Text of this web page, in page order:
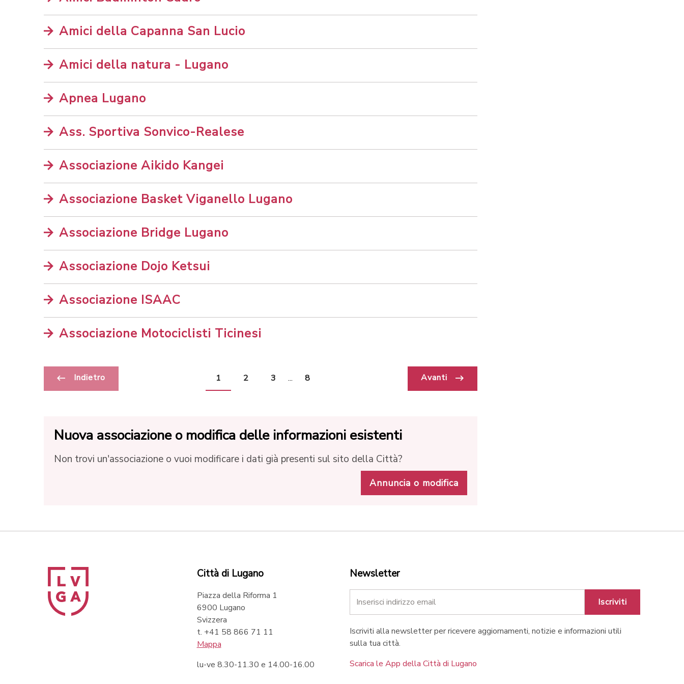
Amici della Capanna San Lucio
Amici della natura - Lugano
Apnea Lugano
Ass. Sportiva Sonvico-Realese
Associazione Aikido Kangei
Associazione Basket Viganello Lugano
Associazione Bridge Lugano
Associazione Dojo Ketsui
Associazione ISAAC
Associazione Motociclisti Ticinesi
Indietro 1 2 3 ... 8 Avanti
Nuova associazione o modifica delle informazioni esistenti
Non trovi un'associazione o vuoi modificare i dati già presenti sul sito della Città?
Annuncia o modifica
Città di Lugano
Piazza della Riforma 1
6900 Lugano
Svizzera
t. +41 58 866 71 11
Mappa
lu-ve 8.30-11.30 e 14.00-16.00
Newsletter
Iscriviti
Iscriviti alla newsletter per ricevere aggiornamenti, notizie e informazioni utili
sulla tua città.
Scarica le App della Città di Lugano